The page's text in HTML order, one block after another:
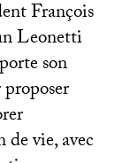
François
Leonetti
son
vie, avec